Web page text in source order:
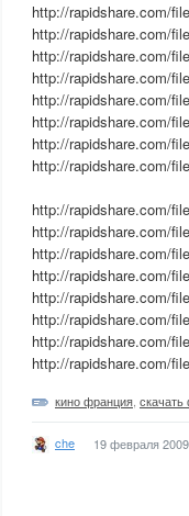
http://rapidshare.com/
http://rapidshare.com/
http://rapidshare.com/
http://rapidshare.com/
http://rapidshare.com/
http://rapidshare.com/
http://rapidshare.com/
http://rapidshare.com/
http://rapidshare.com/
http://rapidshare.com/
http://rapidshare.com/
http://rapidshare.com/
http://rapidshare.com/
http://rapidshare.com/
http://rapidshare.com/
http://rapidshare.com/
кино франция
che 19 февраля